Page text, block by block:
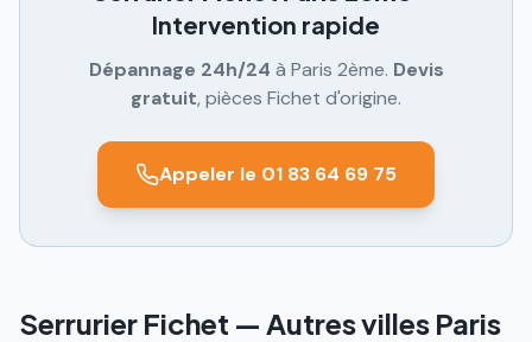
Intervention rapide
Dépannage 24h/24 à Paris 2ème. Devis
gratuit, pièces Fichet d'origine.
Appeler le 01 83 64 69 75
Serrurier Fichet — Autres villes Paris